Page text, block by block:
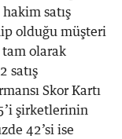
satış
olduğu müşteri
olarak
satış
Skor Kartı
şirketlerinin
42’si ise